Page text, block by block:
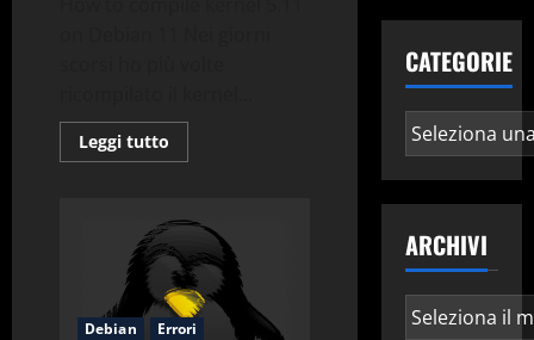
Leggi tutto
di
to
compile
kernel
5.11
on
Debian
11
Debian
Errori
CATEGORIE
Categorie
ARCHIVI
Archivi